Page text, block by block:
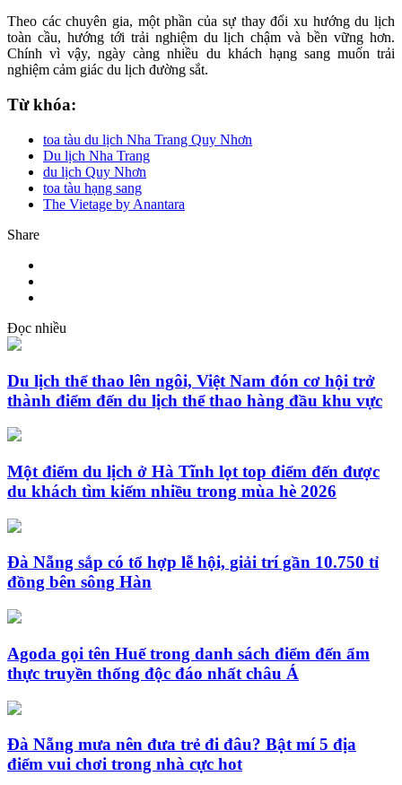
Theo các chuyên gia, một phần của sự thay đổi xu hướng du lịch
toàn cầu, hướng tới trải nghiệm du lịch chậm và bền vững hơn.
Chính vì vậy, ngày càng nhiều du khách hạng sang muốn trải
nghiệm cảm giác du lịch đường sắt.
Từ khóa:
toa tàu du lịch Nha Trang Quy Nhơn
Du lịch Nha Trang
du lịch Quy Nhơn
toa tàu hạng sang
The Vietage by Anantara
Share
Đọc nhiều
Du lịch thể thao lên ngôi, Việt Nam đón cơ hội trở
thành điểm đến du lịch thể thao hàng đầu khu vực
Một điểm du lịch ở Hà Tĩnh lọt top điểm đến được
du khách tìm kiếm nhiều trong mùa hè 2026
Đà Nẵng sắp có tổ hợp lễ hội, giải trí gần 10.750 tỉ
đồng bên sông Hàn
Agoda gọi tên Huế trong danh sách điểm đến ẩm
thực truyền thống độc đáo nhất châu Á
Đà Nẵng mưa nên đưa trẻ đi đâu? Bật mí 5 địa
điểm vui chơi trong nhà cực hot